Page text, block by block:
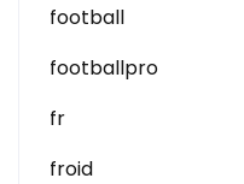
football
footballpro
fr
froid